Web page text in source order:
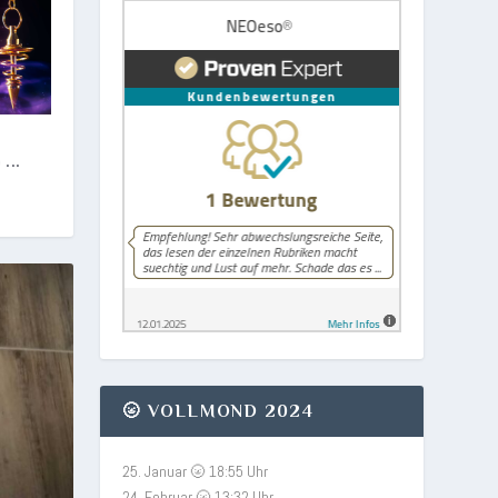
...
🌝 VOLLMOND 2024
25. Januar 🌝 18:55 Uhr